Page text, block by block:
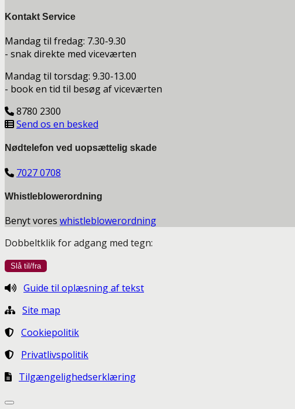
Kontakt Service
Mandag til fredag: 7.30-9.30
- snak direkte med viceværten
Mandag til torsdag: 9.30-13.00
- book en tid til besøg af viceværten
8780 2300
Send os en besked
Nødtelefon ved uopsættelig skade
7027 0708
Whistleblowerordning
Benyt vores whistleblowerordning
Dobbeltklik for adgang med tegn:
Guide til oplæsning af tekst
Site map
Cookiepolitik
Privatlivspolitik
Tilgængelighedserklæring